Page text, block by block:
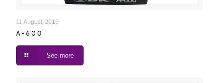
11 August, 2016
A-600
See more